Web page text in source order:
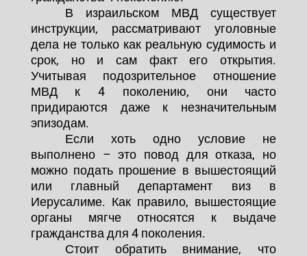
В израильском МВД существует
инструкции, рассматривают уголовные
дела не только как реальную судимость и
срок, но и сам факт его открытия.
Учитывая подозрительное отношение
МВД к 4 поколению, они часто
придираются даже к незначительным
эпизодам.
Если хоть одно условие не
выполнено – это повод для отказа, но
можно подать прошение в вышестоящий
или главный департамент виз в
Иерусалиме. Как правило, вышестоящие
органы мягче относятся к выдаче
гражданства для 4 поколения.
Стоит обратить внимание, что